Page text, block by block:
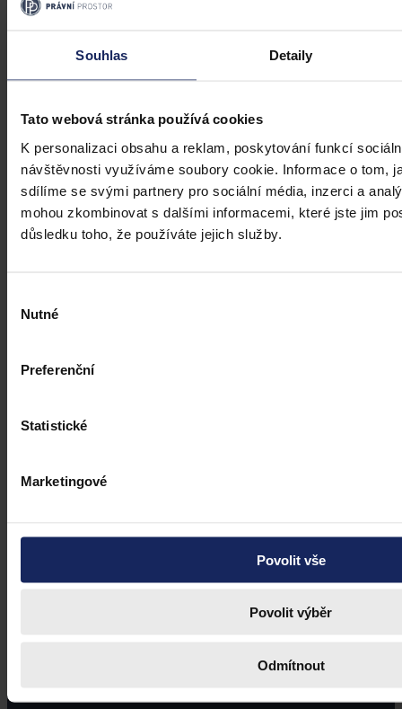
Souhlas Detaily
Tato webová stránka používá cookies
K personalizaci obsahu a reklam, poskytování funkcí
návštěvnosti využíváme soubory cookie. Informace o tom,
sdílíme se svými partnery pro sociální média, inzerci a
mohou zkombinovat s dalšími informacemi, které jste jim
důsledku toho, že používáte jejich služby.
souhlasu
Nutné
Preferenční
Statistické
Marketingové
Povolit vše
Povolit výběr
Odmítnout
Úkladná vražda a některé další činy by
úmyslným usmrcením by se mohly zařadit mezi nepromlčitelné. Jde
teroristickým útokem a terorem, za něž hrozí až výjimečný trest.
ČTK • 3. srpna 2026, 10:04
Právní portál, jehož cílovou skupinou jsou nejenom právní
potřebují právní informace.